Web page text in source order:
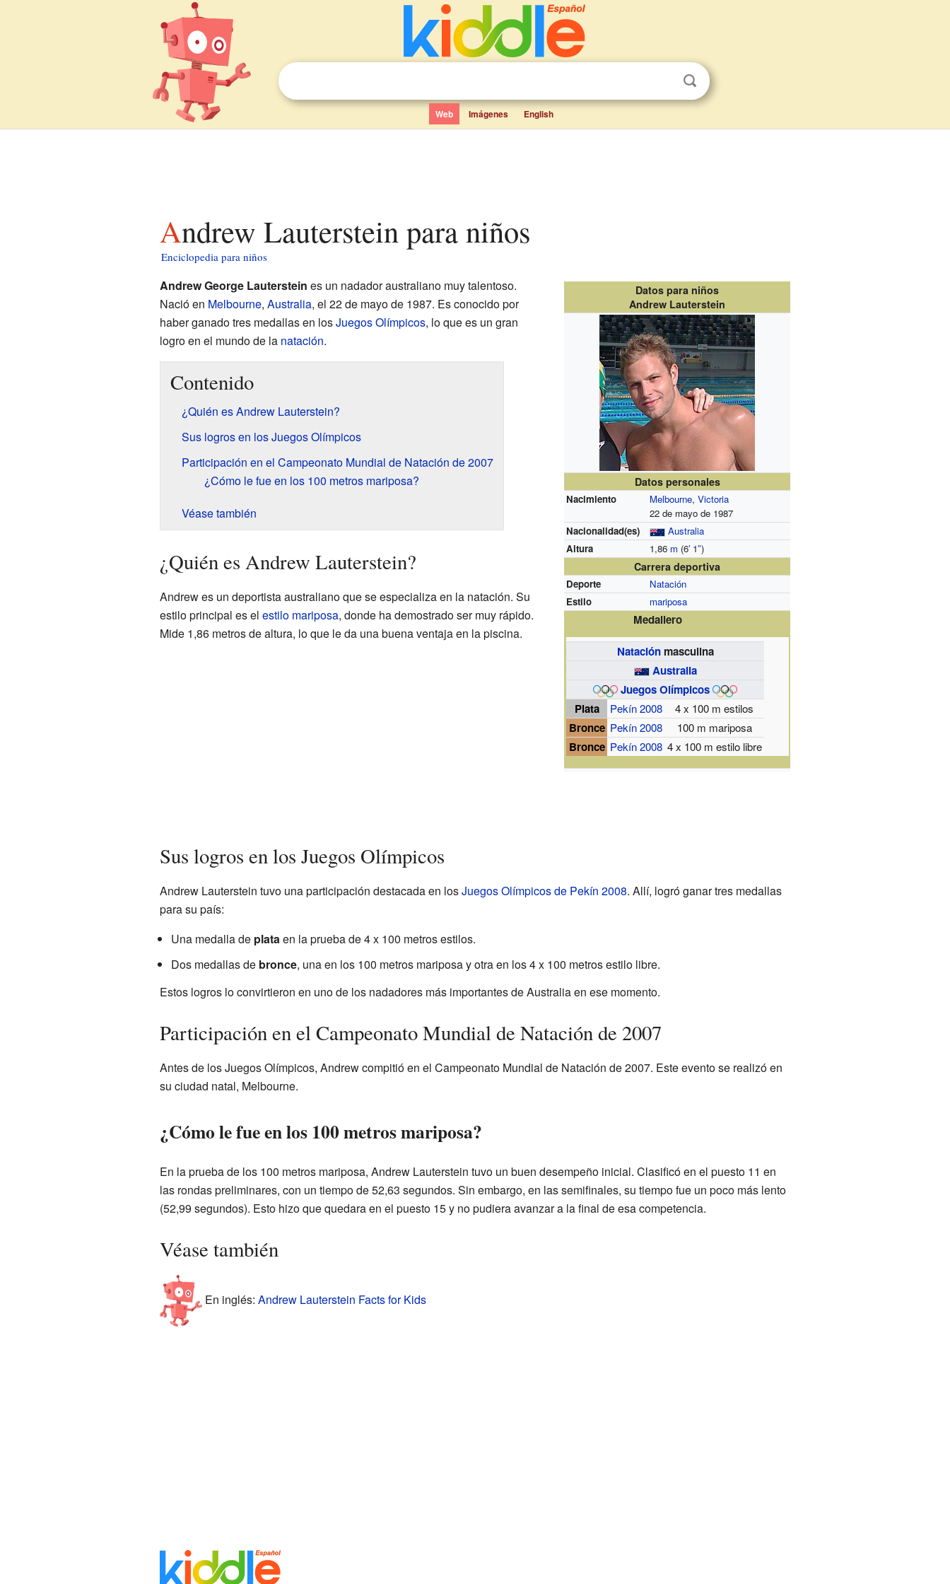
Web Imágenes English
Andrew Lauterstein para niños
Enciclopedia para niños
Datos para niños
Andrew Lauterstein
Datos personales
Nacimiento Melbourne,Victoria
22 de mayo de 1987
Nacionalidad(es)
Australia
Altura
1,86 m (6′ 1″)
Carrera deportiva
Deporte
Natación
Estilo
mariposa
Medallero
Nataciónmasculina
Australia
Juegos Olímpicos
Plata
Pekín 2008 4 x 100 m estilos
Bronce Pekín 2008 100 m mariposa
Bronce Pekín 2008 4 x 100 m estilo libre
Andrew George Lauterstein es un nadador australiano muy talentoso.
Nació en Melbourne, Australia, el 22 de mayo de 1987. Es conocido por
haber ganado tres medallas en losJuegos Olímpicos, lo que es un gran
logro en el mundo de la natación.
Contenido
¿Quién es Andrew Lauterstein?
Sus logros en los Juegos Olímpicos
Participación en el Campeonato Mundial de Natación de 2007
¿Cómo le fue en los 100 metros mariposa?
Véase también
¿Quién es Andrew Lauterstein?
Andrew es un deportista australiano que se especializa en la natación. Su
estilo principal es el estilo mariposa, donde ha demostrado ser muy rápido.
Mide 1,86 metros de altura, lo que le da una buena ventaja en la piscina.
Sus logros en los Juegos Olímpicos
Andrew Lauterstein tuvo una participación destacada en losJuegos Olímpicos de Pekín 2008. Allí, logró ganar tres medallas
para su país:
Una medalla de plataen la prueba de 4 x 100 metros estilos.
Dos medallas de bronce, una en los 100 metros mariposa y otra en los 4 x 100 metros estilo libre.
Estos logros lo convirtieron en uno de los nadadores más importantes de Australia en ese momento.
Participación en el Campeonato Mundial de Natación de 2007
Antes de los Juegos Olímpicos, Andrew compitió en el Campeonato Mundial de Natación de 2007. Este evento se realizó en
su ciudad natal, Melbourne.
¿Cómo le fue en los 100 metros mariposa?
En la prueba de los 100 metros mariposa, Andrew Lauterstein tuvo un buen desempeño inicial. Clasificó en el puesto 11 en
las rondas preliminares, con un tiempo de 52,63 segundos. Sin embargo, en las semifinales, su tiempo fue un poco más lento
(52,99 segundos). Esto hizo que quedara en el puesto 15 y no pudiera avanzar a la final de esa competencia.
Véase también
En inglés: Andrew Lauterstein Facts for Kids